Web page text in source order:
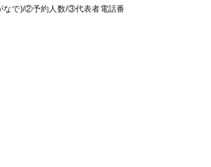
なで)/②予約人数/③代表者電話番